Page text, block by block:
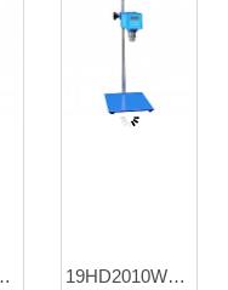
动搅拌器
19HD2010W恒速电动搅拌器